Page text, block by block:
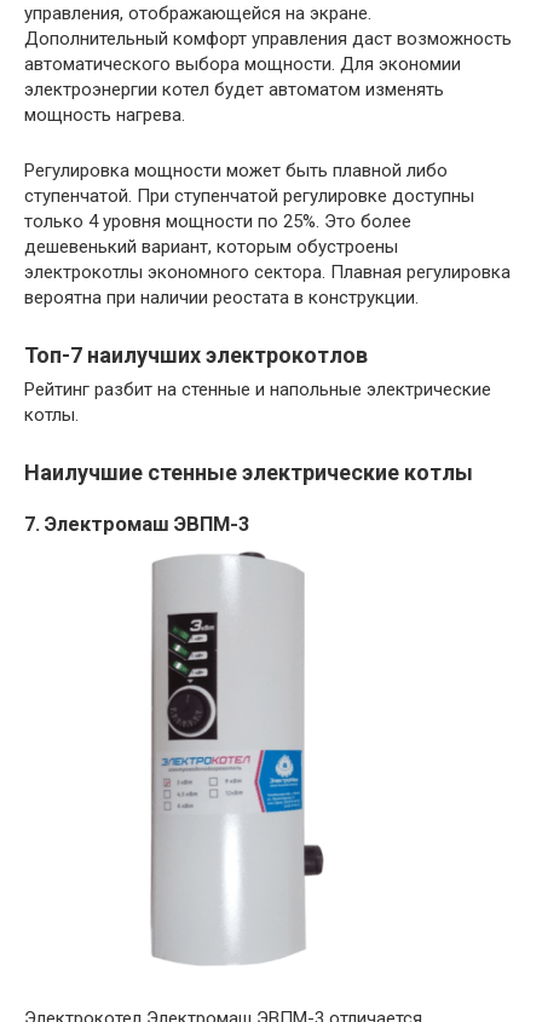
управления, отображающейся на экране.
Дополнительный комфорт управления даст возможность
автоматического выбора мощности. Для экономии
электроэнергии котел будет автоматом изменять
мощность нагрева.
Регулировка мощности может быть плавной либо
ступенчатой. При ступенчатой регулировке доступны
только 4 уровня мощности по 25%. Это более
дешевенький вариант, которым обустроены
электрокотлы экономного сектора. Плавная регулировка
вероятна при наличии реостата в конструкции.
Топ-7 наилучших электрокотлов
Рейтинг разбит на стенные и напольные электрические
котлы.
Наилучшие стенные электрические котлы
7. Электромаш ЭВПМ-3